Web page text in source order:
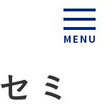
MENU
ミ